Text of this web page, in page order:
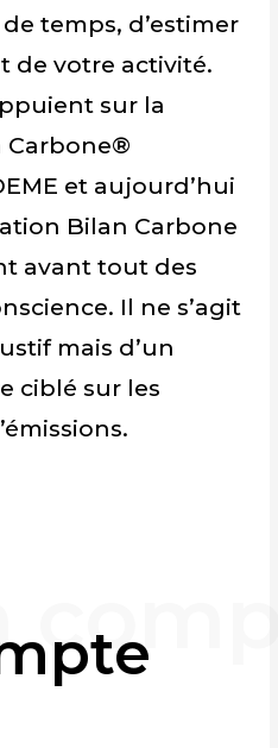
temps, d’estimer
de votre activité.
sur la
Carbone®
et aujourd’hui
Bilan Carbone
avant tout des
Il ne s’agit
mais d’un
ciblé sur les